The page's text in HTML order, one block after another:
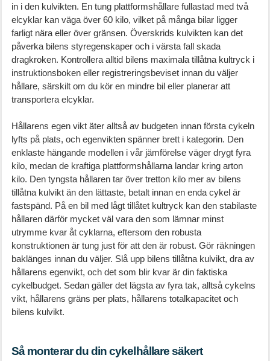
in i den kulvikten. En tung plattformshållare fullastad med två
elcyklar kan väga över 60 kilo, vilket på många bilar ligger
farligt nära eller över gränsen. Överskrids kulvikten kan det
påverka bilens styregenskaper och i värsta fall skada
dragkroken. Kontrollera alltid bilens maximala tillåtna kultryck i
instruktionsboken eller registreringsbeviset innan du väljer
hållare, särskilt om du kör en mindre bil eller planerar att
transportera elcyklar.
Hållarens egen vikt äter alltså av budgeten innan första cykeln
lyfts på plats, och egenvikten spänner brett i kategorin. Den
enklaste hängande modellen i vår jämförelse väger drygt fyra
kilo, medan de kraftiga plattformshållarna landar kring arton
kilo. Den tyngsta hållaren tar över tretton kilo mer av bilens
tillåtna kulvikt än den lättaste, betalt innan en enda cykel är
fastspänd. På en bil med lågt tillåtet kultryck kan den stabilaste
hållaren därför mycket väl vara den som lämnar minst
utrymme kvar åt cyklarna, eftersom den robusta
konstruktionen är tung just för att den är robust. Gör räkningen
baklänges innan du väljer. Slå upp bilens tillåtna kulvikt, dra av
hållarens egenvikt, och det som blir kvar är din faktiska
cykelbudget. Sedan gäller det lägsta av fyra tak, alltså cykelns
vikt, hållarens gräns per plats, hållarens totalkapacitet och
bilens kulvikt.
Så monterar du din cykelhållare säkert